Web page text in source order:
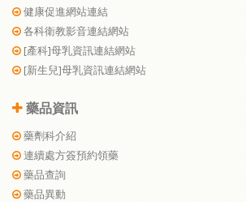
健康促進網站連結
各科衛教影音連結網站
[產科]母乳資訊連結網站
[新生兒]母乳資訊連結網站
藥品資訊
藥劑科介紹
連續處方簽預約領藥
藥品查詢
藥品異動